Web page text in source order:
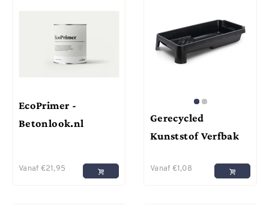
EcoPrimer -
Betonlook.nl
Vanaf €21,95
Gerecycled
Kunststof Verfbak
Vanaf €1,08